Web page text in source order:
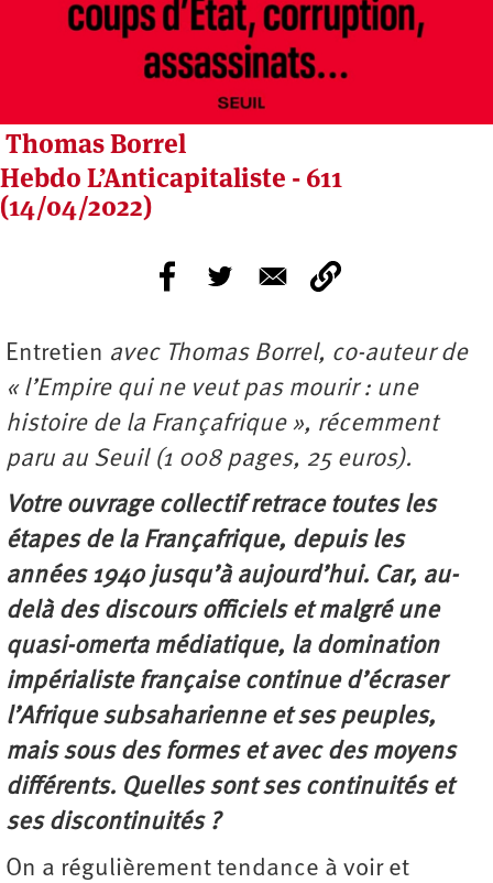
Thomas Borrel
Hebdo L’Anticapitaliste - 611
(14/04/2022)
Entretien avec Thomas Borrel, co-auteur de
« l’Empire qui ne veut pas mourir : une
histoire de la Françafrique », récemment
paru au Seuil (1 008 pages, 25 euros).
Votre ouvrage collectif retrace toutes les
étapes de la Françafrique, depuis les
années 1940 jusqu’à aujourd’hui. Car, au-
delà des discours officiels et malgré une
quasi-omerta médiatique, la domination
impérialiste française continue d’écraser
l’Afrique subsaharienne et ses peuples,
mais sous des formes et avec des moyens
différents. Quelles sont ses continuités et
ses discontinuités ?
On a régulièrement tendance à voir et